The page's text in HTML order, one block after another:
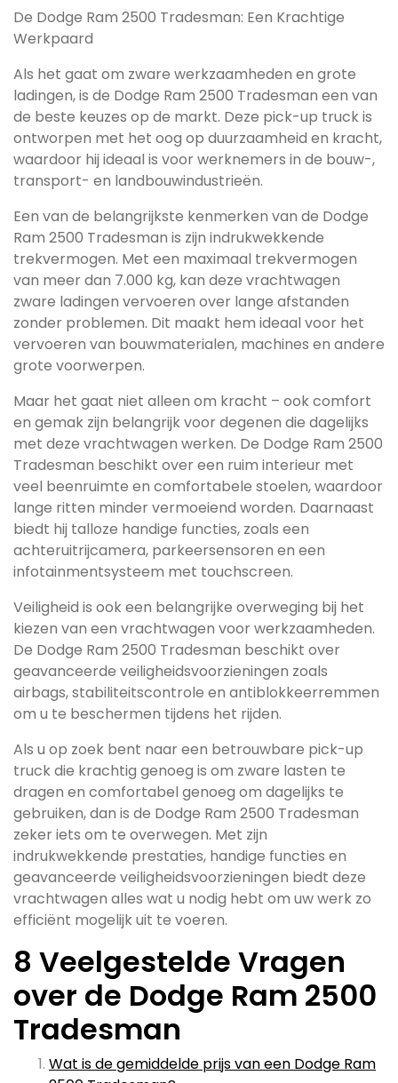
De Dodge Ram 2500 Tradesman: Een Krachtige
Werkpaard
Als het gaat om zware werkzaamheden en grote
ladingen, is de Dodge Ram 2500 Tradesman een van
de beste keuzes op de markt. Deze pick-up truck is
ontworpen met het oog op duurzaamheid en kracht,
waardoor hij ideaal is voor werknemers in de bouw-,
transport- en landbouwindustrieën.
Een van de belangrijkste kenmerken van de Dodge
Ram 2500 Tradesman is zijn indrukwekkende
trekvermogen. Met een maximaal trekvermogen
van meer dan 7.000 kg, kan deze vrachtwagen
zware ladingen vervoeren over lange afstanden
zonder problemen. Dit maakt hem ideaal voor het
vervoeren van bouwmaterialen, machines en andere
grote voorwerpen.
Maar het gaat niet alleen om kracht – ook comfort
en gemak zijn belangrijk voor degenen die dagelijks
met deze vrachtwagen werken. De Dodge Ram 2500
Tradesman beschikt over een ruim interieur met
veel beenruimte en comfortabele stoelen, waardoor
lange ritten minder vermoeiend worden. Daarnaast
biedt hij talloze handige functies, zoals een
achteruitrijcamera, parkeersensoren en een
infotainmentsysteem met touchscreen.
Veiligheid is ook een belangrijke overweging bij het
kiezen van een vrachtwagen voor werkzaamheden.
De Dodge Ram 2500 Tradesman beschikt over
geavanceerde veiligheidsvoorzieningen zoals
airbags, stabiliteitscontrole en antiblokkeerremmen
om u te beschermen tijdens het rijden.
Als u op zoek bent naar een betrouwbare pick-up
truck die krachtig genoeg is om zware lasten te
dragen en comfortabel genoeg om dagelijks te
gebruiken, dan is de Dodge Ram 2500 Tradesman
zeker iets om te overwegen. Met zijn
indrukwekkende prestaties, handige functies en
geavanceerde veiligheidsvoorzieningen biedt deze
vrachtwagen alles wat u nodig hebt om uw werk zo
efficiënt mogelijk uit te voeren.
8 Veelgestelde Vragen
over de Dodge Ram 2500
Tradesman
Wat is de gemiddelde prijs van een Dodge Ram